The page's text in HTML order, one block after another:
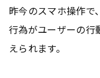
昨今のスマホ操作で
行為がユーザーの行
えられます。